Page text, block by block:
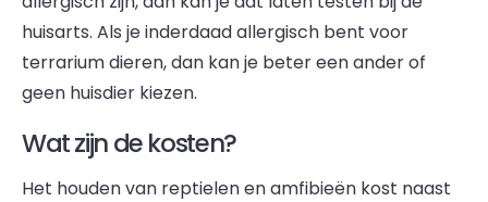
huisarts. Als je inderdaad allergisch bent voor
terrarium dieren, dan kan je beter een ander of
geen huisdier kiezen.
Wat zijn de kosten?
Het houden van reptielen en amfibieën kost naast